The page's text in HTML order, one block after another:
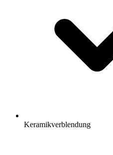
Keramikverblendung